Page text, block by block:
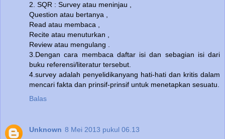
2. SQR : Survey atau meninjau ,
Question atau bertanya ,
Read atau membaca ,
Recite atau menuturkan ,
Review atau mengulang .
3.Dengan cara membaca daftar isi dan sebagian isi dari
buku referensi/literatur tersebut.
4.survey adalah penyelidikanyang hati-hati dan kritis dalam
mencari fakta dan prinsif-prinsif untuk menetapkan sesuatu.
Balas
Unknown 8 Mei 2013 pukul 06.13